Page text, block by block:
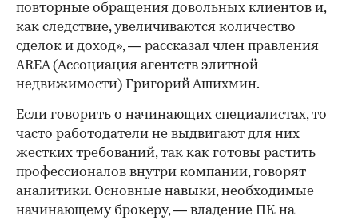
повторные обращения довольных клиентов и,
как следствие, увеличиваются количество
сделок и доход», — рассказал член правления
AREA (Ассоциация агентств элитной
недвижимости) Григорий Ашихмин.
Если говорить о начинающих специалистах, то
часто работодатели не выдвигают для них
жестких требований, так как готовы растить
профессионалов внутри компании, говорят
аналитики. Основные навыки, необходимые
начинающему брокеру, — владение ПК на